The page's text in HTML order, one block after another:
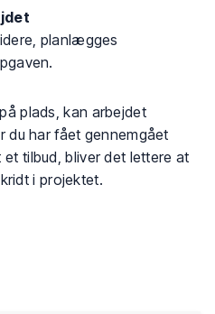
planlægges
plads, kan arbejdet
du har fået gennemgået
tilbud, bliver det lettere at
i projektet.